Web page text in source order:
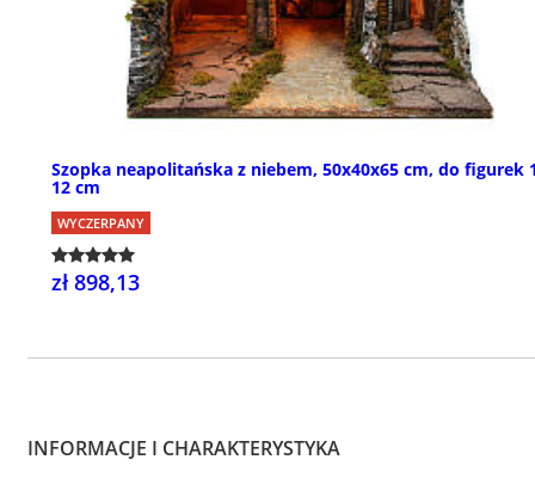
Szopka neapolitańska z niebem, 50x40x65 cm, do figurek
12 cm
WYCZERPANY
zł 898,13
INFORMACJE I CHARAKTERYSTYKA